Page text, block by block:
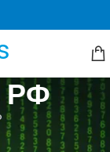
РФ
курс